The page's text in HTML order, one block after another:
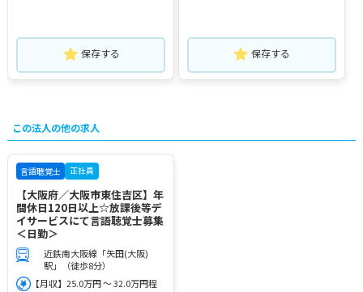
保存する 保存する
この法人の他の求人
言語聴覚士 正社員
【大阪府／大阪市東住吉区】年
間休日120日以上☆放課後等デ
イサービスにて言語聴覚士募集
＜日勤＞
近鉄南大阪線「矢田(大阪)
駅」（徒歩8分）
【月収】25.0万円 ～ 32.0万円程